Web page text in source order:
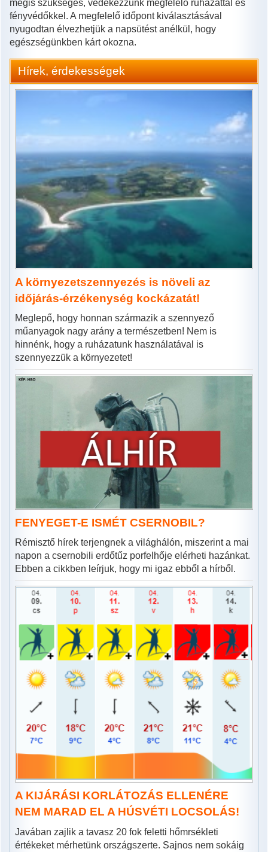
mégis szükséges, védekezzünk megfelelő ruházattal és
fényvédőkkel. A megfelelő időpont kiválasztásával
nyugodtan élvezhetjük a napsütést anélkül, hogy
egészségünkben kárt okozna.
Hírek, érdekességek
A környezetszennyezés is növeli az
időjárás-érzékenység kockázatát!
Meglepő, hogy honnan származik a szennyező
műanyagok nagy arány a természetben! Nem is
hinnénk, hogy a ruházatunk használatával is
szennyezzük a környezetet!
FENYEGET-E ISMÉT CSERNOBIL?
Rémisztő hírek terjengnek a világhálón, miszerint a mai
napon a csernobili erdőtűz porfelhője elérheti hazánkat.
Ebben a cikkben leírjuk, hogy mi igaz ebből a hírből.
A KIJÁRÁSI KORLÁTOZÁS ELLENÉRE
NEM MARAD EL A HÚSVÉTI LOCSOLÁS!
Javában zajlik a tavasz 20 fok feletti hőmrsékleti
értékeket mérhetünk országszerte. Sajnos nem sokáig